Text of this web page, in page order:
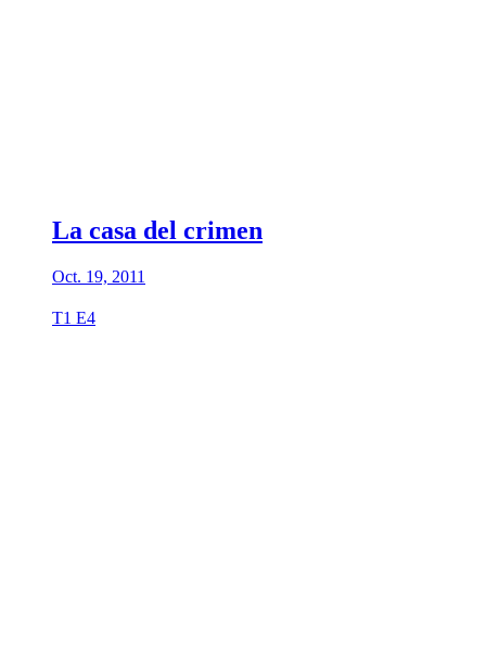
La casa del crimen
Oct. 19, 2011
T1 E4